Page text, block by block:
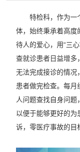
特检科，作为一个
体，始终秉承着高度
待人的爱心，用“三
查就诊患者日益增多
无法完成接诊的情况
患者做完检查。每月
人问题查找自身问题
以便于能够更好的
诉，零医疗事故的目